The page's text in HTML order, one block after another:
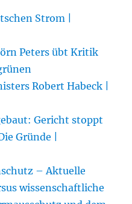
Strom |
Peters übt Kritik
Robert Habeck |
Gericht stoppt
Gründe |
– Aktuelle
wissenschaftliche